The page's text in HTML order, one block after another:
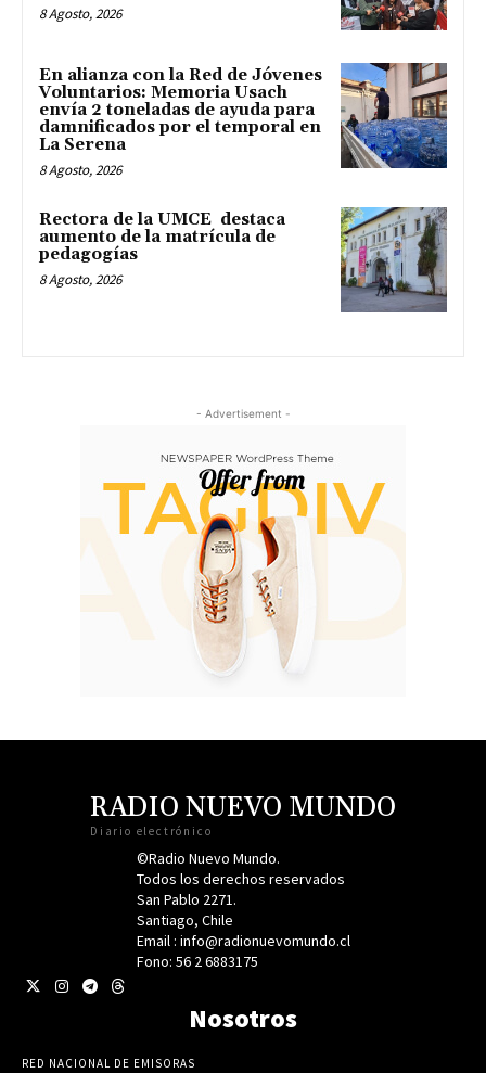
8 Agosto, 2026
En alianza con la Red de Jóvenes
Voluntarios: Memoria Usach
envía 2 toneladas de ayuda para
damnificados por el temporal en
La Serena
8 Agosto, 2026
Rectora de la UMCE destaca
aumento de la matrícula de
pedagogías
8 Agosto, 2026
- Advertisement -
RADIO NUEVO MUNDO
Diario electrónico
©Radio Nuevo Mundo.
Todos los derechos reservados
San Pablo 2271.
Santiago, Chile
Email : info@radionuevomundo.cl
Fono: 56 2 6883175
Nosotros
RED NACIONAL DE EMISORAS